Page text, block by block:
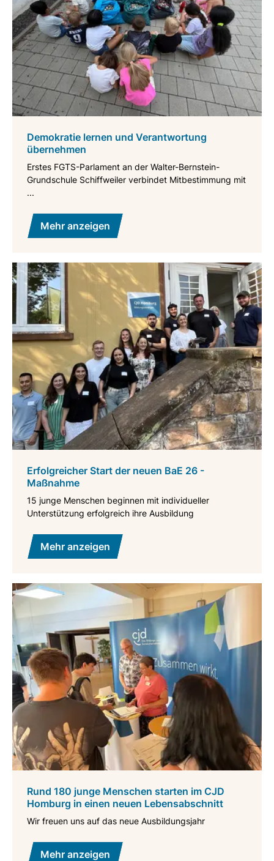
Demokratie lernen und Verantwortung
übernehmen
Erstes FGTS-Parlament an der Walter-Bernstein-
Grundschule Schiffweiler verbindet Mitbestimmung mit
...
Mehr anzeigen
Erfolgreicher Start der neuen BaE 26 -
Maßnahme
15 junge Menschen beginnen mit individueller
Unterstützung erfolgreich ihre Ausbildung
Mehr anzeigen
Rund 180 junge Menschen starten im CJD
Homburg in einen neuen Lebensabschnitt
Wir freuen uns auf das neue Ausbildungsjahr
Mehr anzeigen